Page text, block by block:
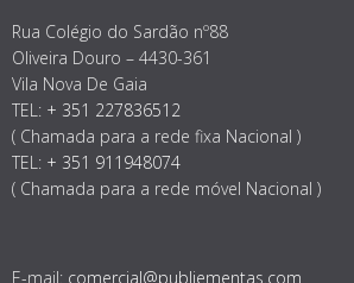
Rua Colégio do Sardão nº88
Oliveira Douro – 4430-361
Vila Nova De Gaia
TEL: + 351 227836512
( Chamada para a rede fixa Nacional )
TEL: + 351 911948074
( Chamada para a rede móvel Nacional )
E-mail: comercial@publiementas.com